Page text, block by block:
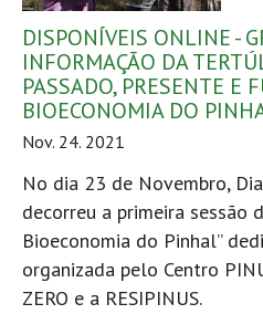
DISPONÍVEIS ONLINE -
INFORMAÇÃO DA
PASSADO, PRESENTE E
BIOECONOMIA DO
Nov. 24. 2021
No dia 23 de Novembro,
decorreu a primeira sessão
Bioeconomia do Pinhal”
organizada pelo Centro
ZERO e a RESIPINUS.